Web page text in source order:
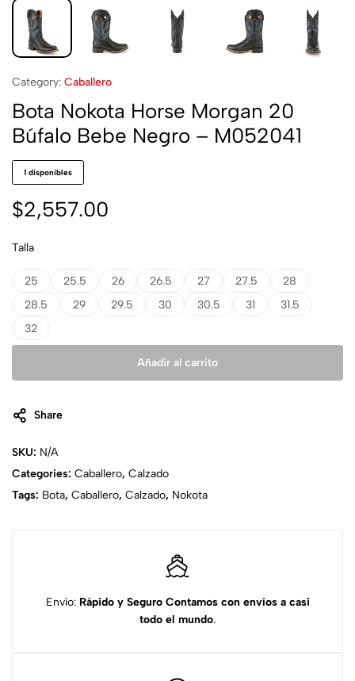
Category: Caballero
Bota Nokota Horse Morgan 20
Búfalo Bebe Negro – M052041
1 disponibles
$2,557.00
Talla
25 25.5 26 26.5 27 27.5
28
28.5
29 29.5 30 30.5 31
31.5
32
Añadir al carrito
Share
SKU: N/A
Categories: Caballero, Calzado
Tags: Bota, Caballero, Calzado, Nokota
Envío: Rápido y Seguro Contamos con envíos a casi
todo el mundo.